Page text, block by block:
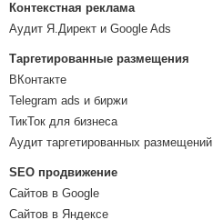
Контекстная реклама
Аудит Я.Директ и Google Ads
Таргетированные размещения
ВКонтакте
Telegram ads и биржи
ТикТок для бизнеса
Аудит таргетированных размещений
SEO продвижение
Сайтов в Google
Сайтов в Яндексе